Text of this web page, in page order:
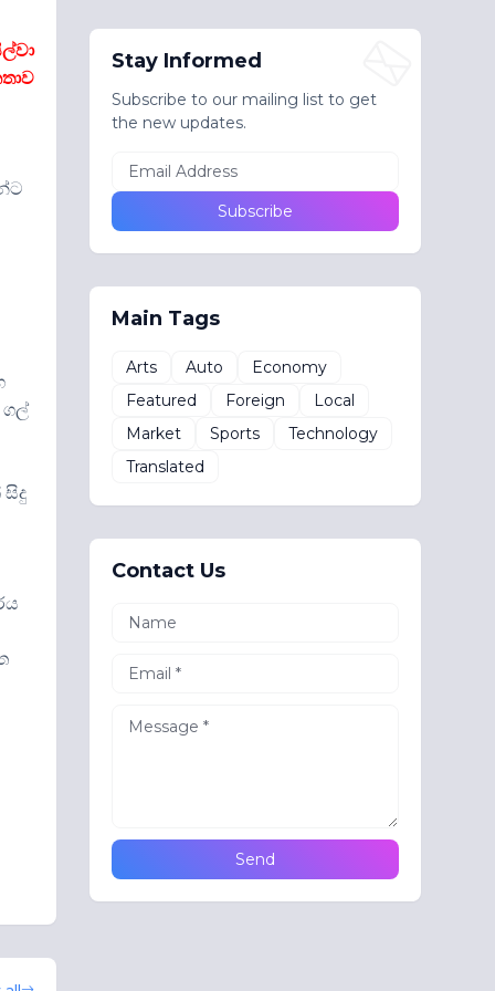
ගල්
Stay Informed
Subscribe to our mailing list to get
the new updates.
Main Tags
Arts Auto
Economy
Featured
Foreign
Local
Market
Sports
Technology
Translated
Contact Us